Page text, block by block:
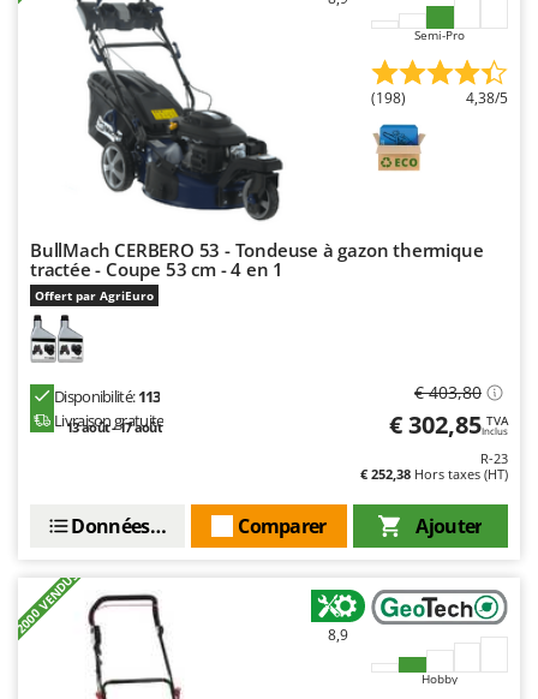
Semi-Pro
(198) 4,38/5
BullMach CERBERO 53 - Tondeuse à gazon thermique
tractée - Coupe 53 cm - 4 en 1
Offert par AgriEuro
Disponibilité:113
Livraison gratuite
13 août - 17 août
€ 403,80
€ 302,85 TVA
Inclus
R-23
€ 252,38 Hors taxes (HT)
Ajouter
Comparer
Données techniques
+2000 VENDUS 8,9
Hobby